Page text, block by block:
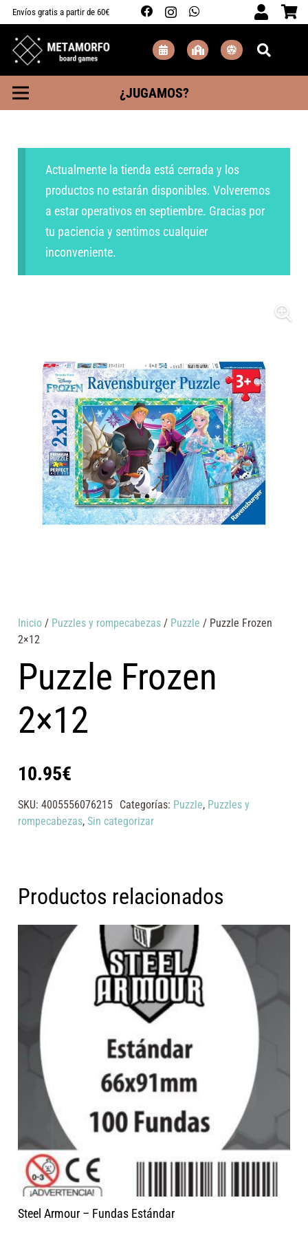
Envíos gratis a partir de 60€
¿JUGAMOS?
Actualmente la tienda está cerrada y los
productos no estarán disponibles. Volveremos
a estar operativos en septiembre. Gracias por
tu paciencia y sentimos cualquier
inconveniente.
Inicio / Puzzles y rompecabezas / Puzzle / Puzzle Frozen
2×12
Puzzle Frozen
2×12
10.95€
SKU:4005556076215 Categorías: Puzzle, Puzzles y
rompecabezas,Sin categorizar
Productos relacionados
Steel Armour – Fundas Estándar